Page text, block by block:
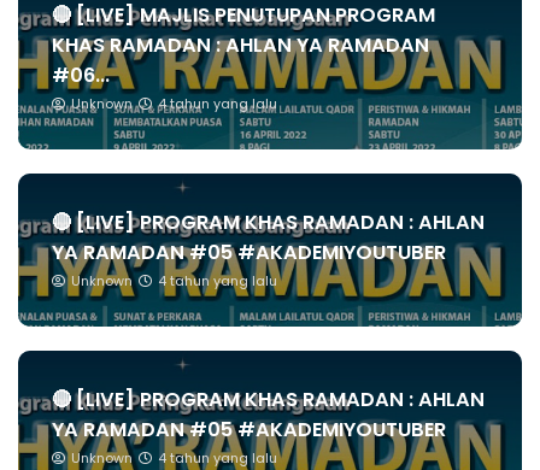
🔴 [LIVE] MAJLIS PENUTUPAN PROGRAM
KHAS RAMADAN : AHLAN YA RAMADAN
#06...
Unknown 4 tahun yang lalu
🔴 [LIVE] PROGRAM KHAS RAMADAN : AHLAN
YA RAMADAN #05 #AKADEMIYOUTUBER
Unknown 4 tahun yang lalu
🔴 [LIVE] PROGRAM KHAS RAMADAN : AHLAN
YA RAMADAN #05 #AKADEMIYOUTUBER
Unknown 4 tahun yang lalu